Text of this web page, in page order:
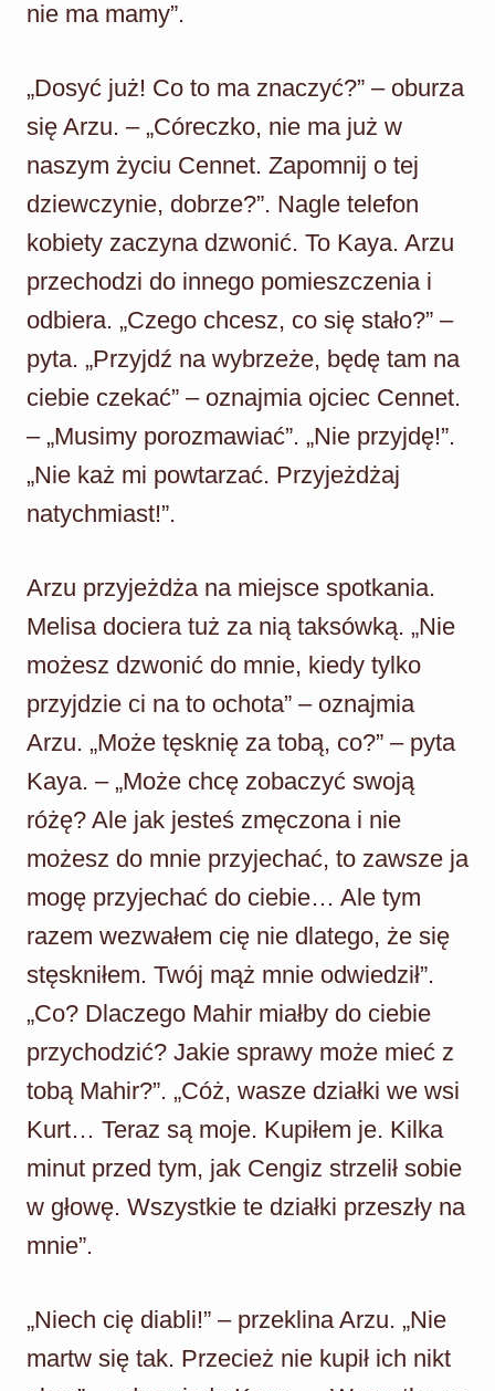
nie ma mamy”.
„Dosyć już! Co to ma znaczyć?” – oburza
się Arzu. – „Córeczko, nie ma już w
naszym życiu Cennet. Zapomnij o tej
dziewczynie, dobrze?”. Nagle telefon
kobiety zaczyna dzwonić. To Kaya. Arzu
przechodzi do innego pomieszczenia i
odbiera. „Czego chcesz, co się stało?” –
pyta. „Przyjdź na wybrzeże, będę tam na
ciebie czekać” – oznajmia ojciec Cennet.
– „Musimy porozmawiać”. „Nie przyjdę!”.
„Nie każ mi powtarzać. Przyjeżdżaj
natychmiast!”.
Arzu przyjeżdża na miejsce spotkania.
Melisa dociera tuż za nią taksówką. „Nie
możesz dzwonić do mnie, kiedy tylko
przyjdzie ci na to ochota” – oznajmia
Arzu. „Może tęsknię za tobą, co?” – pyta
Kaya. – „Może chcę zobaczyć swoją
różę? Ale jak jesteś zmęczona i nie
możesz do mnie przyjechać, to zawsze ja
mogę przyjechać do ciebie… Ale tym
razem wezwałem cię nie dlatego, że się
stęskniłem. Twój mąż mnie odwiedził”.
„Co? Dlaczego Mahir miałby do ciebie
przychodzić? Jakie sprawy może mieć z
tobą Mahir?”. „Cóż, wasze działki we wsi
Kurt… Teraz są moje. Kupiłem je. Kilka
minut przed tym, jak Cengiz strzelił sobie
w głowę. Wszystkie te działki przeszły na
mnie”.
„Niech cię diabli!” – przeklina Arzu. „Nie
martw się tak. Przecież nie kupił ich nikt